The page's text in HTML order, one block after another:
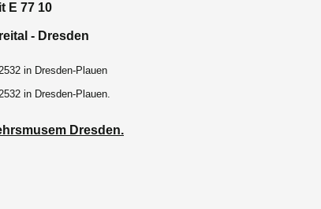
E 77 10
- Dresden
in Dresden-Plauen
in Dresden-Plauen.
Dresden.